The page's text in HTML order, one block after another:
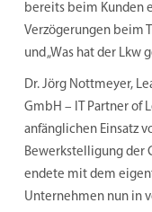
bereits beim Kunden
Verzögerungen beim
und „Was hat der Lkw
Dr. Jörg Nottmeyer,
GmbH – IT Partner of
anfänglichen Einsatz
Bewerkstelligung der
endete mit dem
Unternehmen nun in